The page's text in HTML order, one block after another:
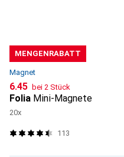
MENGENRABATT
Magnet
CHF
6.45 bei 2 Stück
Folia Mini-Magnete
20x
113